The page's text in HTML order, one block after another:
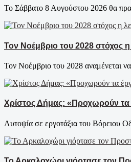
Το Σάββατο 8 Αυγούστου 2026 θα
Τον Νοέμβριο του 2028 στόχος η
Τον Νοέμβριο του 2028 αναμένεται
Χρίστος Δήμας: «Προχωρούν τα
Αυτοψία σε εργοτάξια του